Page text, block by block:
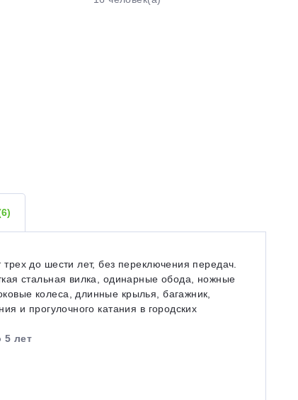
до шести лет, без переключения передач.
стальная вилка, одинарные обода, ножные
колеса, длинные крылья, багажник,
и прогулочного катания в городских
5 лет